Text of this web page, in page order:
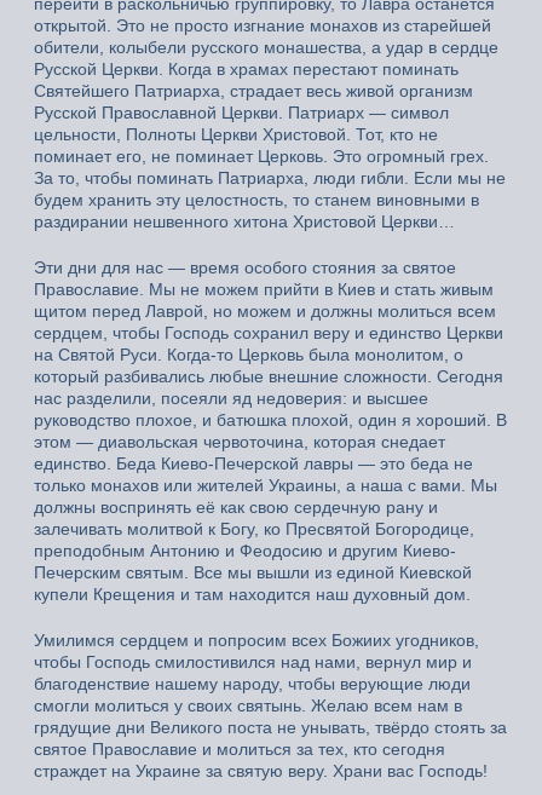
открытой. Это не просто изгнание монахов из старейшей
обители, колыбели русского монашества, а удар в сердце
Русской Церкви. Когда в храмах перестают поминать
Святейшего Патриарха, страдает весь живой организм
Русской Православной Церкви. Патриарх — символ
цельности, Полноты Церкви Христовой. Тот, кто не
поминает его, не поминает Церковь. Это огромный грех.
За то, чтобы поминать Патриарха, люди гибли. Если мы не
будем хранить эту целостность, то станем виновными в
раздирании нешвенного хитона Христовой Церкви…
Эти дни для нас — время особого стояния за святое
Православие. Мы не можем прийти в Киев и стать живым
щитом перед Лаврой, но можем и должны молиться всем
сердцем, чтобы Господь сохранил веру и единство Церкви
на Святой Руси. Когда-то Церковь была монолитом, о
который разбивались любые внешние сложности. Сегодня
нас разделили, посеяли яд недоверия: и высшее
руководство плохое, и батюшка плохой, один я хороший. В
этом — диавольская червоточина, которая снедает
единство. Беда Киево-Печерской лавры — это беда не
только монахов или жителей Украины, а наша с вами. Мы
должны воспринять её как свою сердечную рану и
залечивать молитвой к Богу, ко Пресвятой Богородице,
преподобным Антонию и Феодосию и другим Киево-
Печерским святым. Все мы вышли из единой Киевской
купели Крещения и там находится наш духовный дом.
Умилимся сердцем и попросим всех Божиих угодников,
чтобы Господь смилостивился над нами, вернул мир и
благоденствие нашему народу, чтобы верующие люди
смогли молиться у своих святынь. Желаю всем нам в
грядущие дни Великого поста не унывать, твёрдо стоять за
святое Православие и молиться за тех, кто сегодня
страждет на Украине за святую веру. Храни вас Господь!